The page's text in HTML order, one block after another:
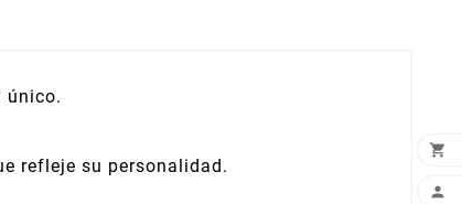
único.
refleje su personalidad.

